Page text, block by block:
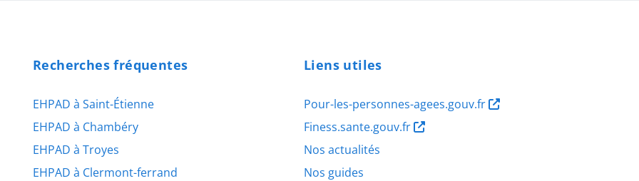
Recherches fréquentes
EHPAD à Saint-Étienne
EHPAD à Chambéry
EHPAD à Troyes
EHPAD à Clermont-ferrand
Liens utiles
Pour-les-personnes-agees.gouv.fr
Finess.sante.gouv.fr
Nos actualités
Nos guides